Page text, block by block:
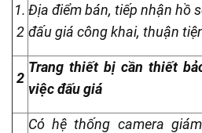
1.
2
Địa điểm bán, tiếp nhận hồ
đấu giá công khai, thuận
2
Trang thiết bị cần thiết
việc đấu giá
Có hệ thống camera